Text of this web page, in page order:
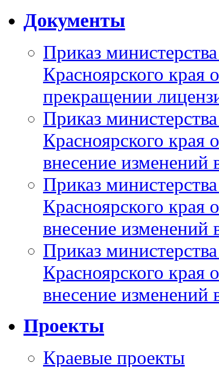
Документы
Приказ
Красноярского
прекращении
Приказ
Красноярского
внесение изменений
Приказ
Красноярского
внесение изменений
Приказ
Красноярского
внесение изменений
Проекты
Краевые проекты